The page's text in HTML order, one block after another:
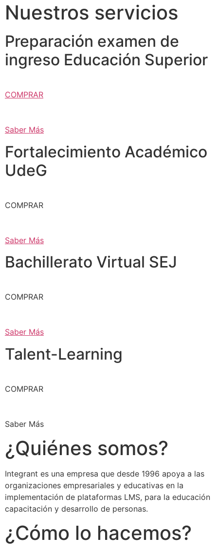
Nuestros servicios
Preparación examen de
ingreso Educación Superior
COMPRAR
Saber Más
Fortalecimiento Académico
UdeG
COMPRAR
Saber Más
Bachillerato Virtual SEJ
COMPRAR
Saber Más
Talent-Learning
COMPRAR
Saber Más
¿Quiénes somos?
Integrant es una empresa que desde 1996 apoya a las
organizaciones empresariales y educativas en la
implementación de plataformas LMS, para la educación
capacitación y desarrollo de personas.
¿Cómo lo hacemos?